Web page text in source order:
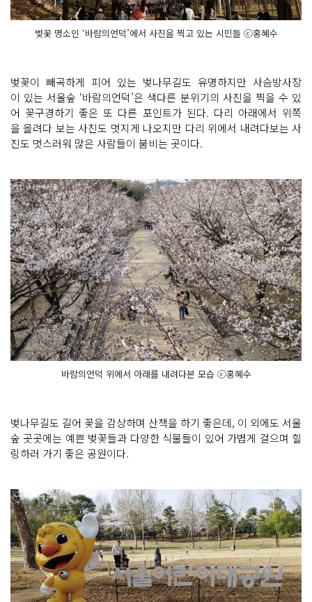
벚꽃 명소인 ‘바람의언덕’에서 사진을 찍고 있는 시민들 ⓒ홍혜수
벚꽃이 빼곡하게 피어 있는 벚나무길도 유명하지만 사슴방사장
이 있는 서울숲 ‘바람의언덕’은 색다른 분위기의 사진을 찍을 수 있
어 꽃구경하기 좋은 또 다른 포인트가 된다. 다리 아래에서 위쪽
을 올려다 보는 사진도 멋지게 나오지만 다리 위에서 내려다보는 사
진도 멋스러워 많은 사람들이 붐비는 곳이다.
바람의언덕 위에서 아래를 내려다본 모습 ⓒ홍혜수
벚나무길도 길어 꽃을 감상하며 산책을 하기 좋은데, 이 외에도 서울
숲 곳곳에는 예쁜 벚꽃들과 다양한 식물들이 있어 가볍게 걸으며 힐
링하러 가기 좋은 공원이다.